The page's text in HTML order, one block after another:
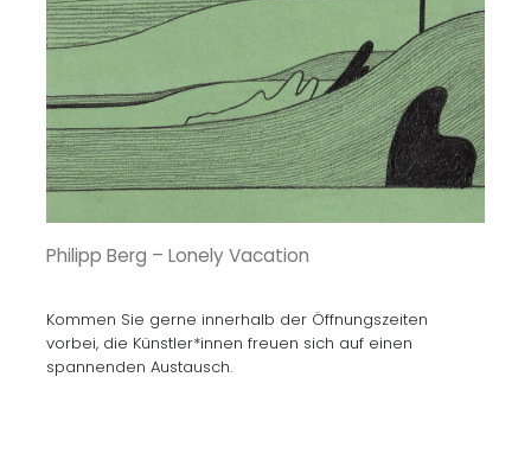
Philipp Berg – Lonely Vacation
Kommen Sie gerne innerhalb der Öffnungszeiten
vorbei, die Künstler*innen freuen sich auf einen
spannenden Austausch.